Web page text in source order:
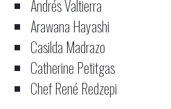
Andrés Valtierra
Arawana Hayashi
Casilda Madrazo
Catherine Petitgas
Chef René Redzepi